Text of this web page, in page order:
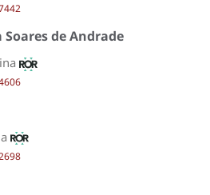
de Andrade